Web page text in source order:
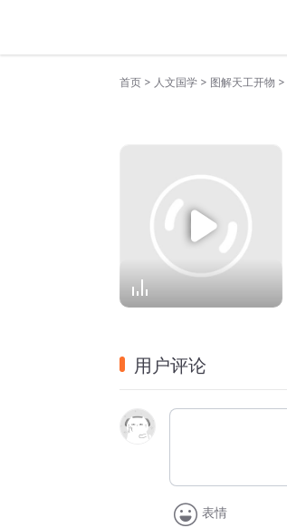
首页 > 人文国学 > 图解天工开物 >
用户评论
表情